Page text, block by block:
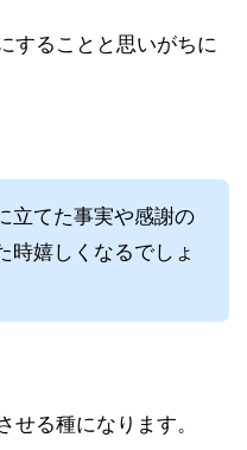
することと思いがちに
立てた事実や感謝の
時嬉しくなるでしょ
る種になります。